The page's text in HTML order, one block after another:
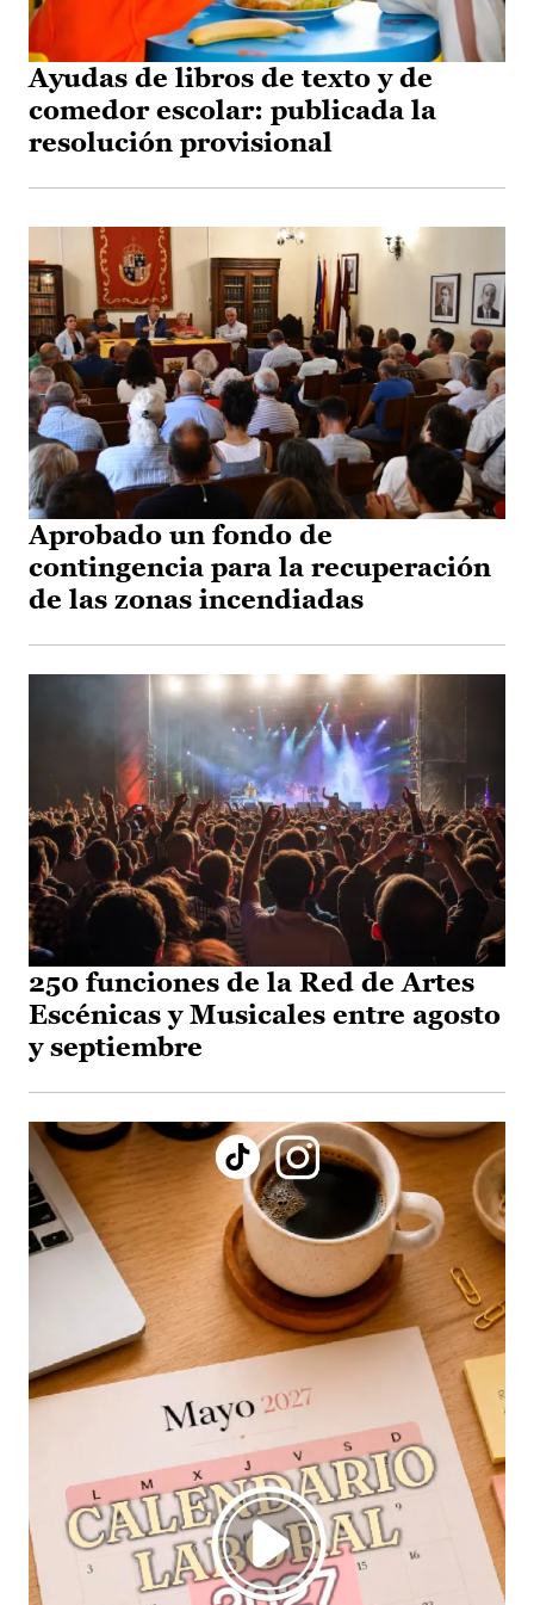
Ayudas de libros de texto y de
comedor escolar: publicada la
resolución provisional
Aprobado un fondo de
contingencia para la recuperación
de las zonas incendiadas
250 funciones de la Red de Artes
Escénicas y Musicales entre agosto
y septiembre